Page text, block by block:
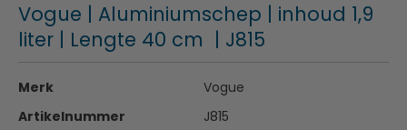
Vogue | Aluminiumschep | inhoud 1,9
liter | Lengte 40 cm | J815
Merk
Vogue
Artikelnummer
J815